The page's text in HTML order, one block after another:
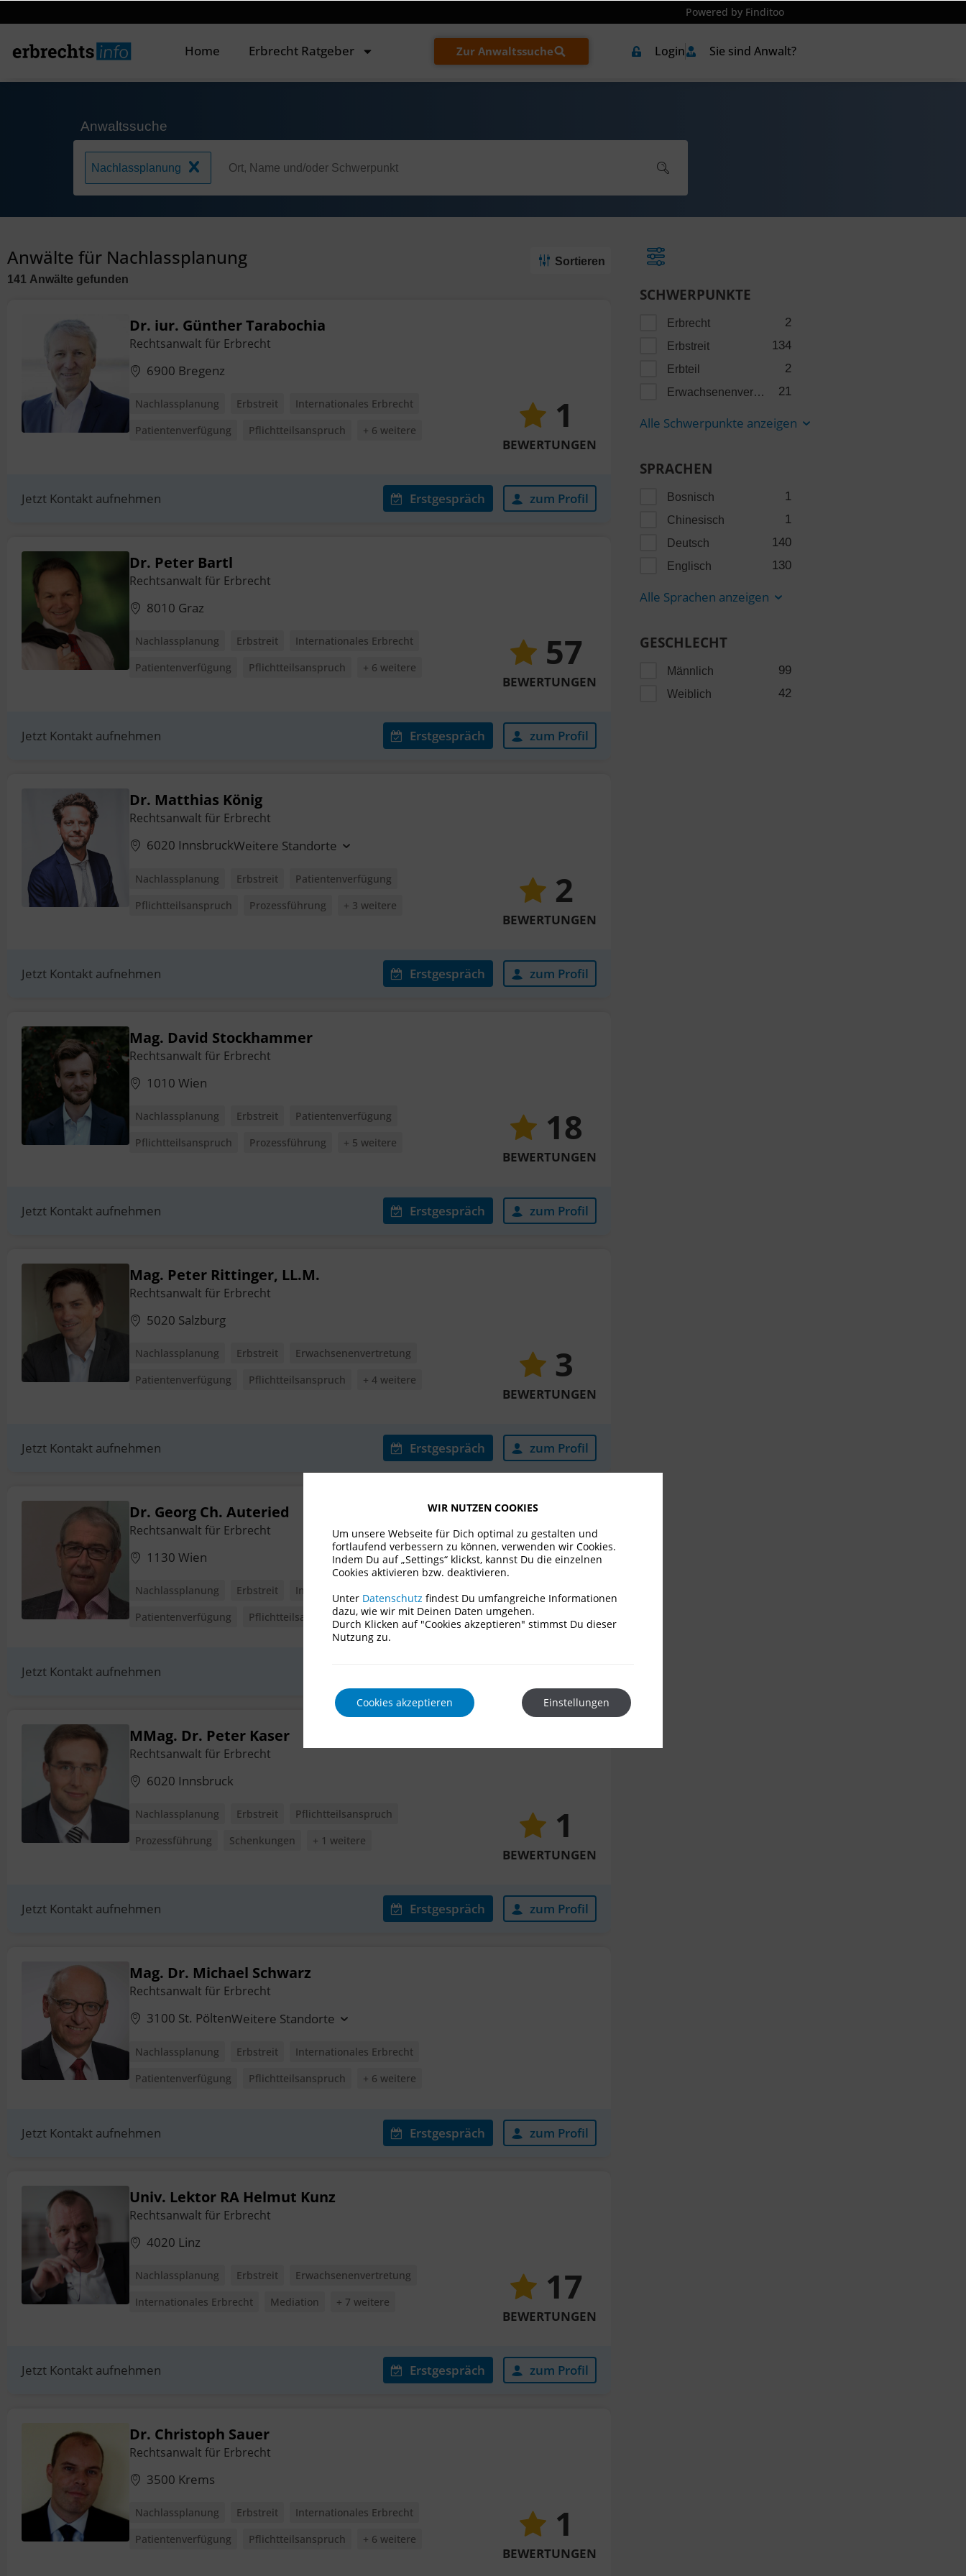
Powered by Finditoo
Home Erbrecht Ratgeber Zur Anwaltssuche Login Sie sind Anwalt?
Anwaltssuche
Nachlassplanung
Anwälte für Nachlassplanung
141 Anwälte gefunden
Sortieren
Dr. iur. Günther Tarabochia
Rechtsanwalt für Erbrecht
6900 Bregenz
Nachlassplanung Erbstreit
Internationales Erbrecht
Patientenverfügung
Pflichtteilsanspruch + 6 weitere 1
BEWERTUNGEN
Jetzt Kontakt aufnehmen Erstgespräch zum Profil
Dr. Peter Bartl
Rechtsanwalt für Erbrecht
8010 Graz
Nachlassplanung Erbstreit
Internationales Erbrecht
Patientenverfügung
Pflichtteilsanspruch + 6 weitere 57
BEWERTUNGEN
Jetzt Kontakt aufnehmen Erstgespräch zum Profil
Dr. Matthias König
Rechtsanwalt für Erbrecht
6020 InnsbruckWeitere Standorte
Nachlassplanung Erbstreit
Patientenverfügung
Pflichtteilsanspruch
Prozessführung + 3 weitere 2
BEWERTUNGEN
Jetzt Kontakt aufnehmen Erstgespräch zum Profil
Mag. David Stockhammer
Rechtsanwalt für Erbrecht
1010 Wien
Nachlassplanung Erbstreit
Patientenverfügung
Pflichtteilsanspruch
Prozessführung + 5 weitere 18
BEWERTUNGEN
Jetzt Kontakt aufnehmen Erstgespräch zum Profil
Mag. Peter Rittinger, LL.M.
Rechtsanwalt für Erbrecht
5020 Salzburg
Nachlassplanung Erbstreit
Erwachsenenvertretung
Patientenverfügung
Pflichtteilsanspruch + 4 weitere 3
BEWERTUNGEN
Jetzt Kontakt aufnehmen Erstgespräch zum Profil
Dr. Georg Ch. Auteried
Rechtsanwalt für Erbrecht
1130 Wien
Nachlassplanung Erbstreit
Internationales Erbrecht
Patientenverfügung
Pflichtteilsanspruch + 6 weitere
Jetzt Kontakt aufnehmen
MMag. Dr. Peter Kaser
Rechtsanwalt für Erbrecht
6020 Innsbruck
Nachlassplanung Erbstreit
Pflichtteilsanspruch
Prozessführung
Schenkungen + 1 weitere 1
BEWERTUNGEN
Jetzt Kontakt aufnehmen Erstgespräch zum Profil
Mag. Dr. Michael Schwarz
Rechtsanwalt für Erbrecht
3100 St. PöltenWeitere Standorte
Nachlassplanung Erbstreit
Internationales Erbrecht
Patientenverfügung
Pflichtteilsanspruch + 6 weitere
Jetzt Kontakt aufnehmen Erstgespräch zum Profil
Univ. Lektor RA Helmut Kunz
Rechtsanwalt für Erbrecht
4020 Linz
Nachlassplanung Erbstreit
Erwachsenenvertretung
Internationales Erbrecht
Mediation + 7 weitere 17
BEWERTUNGEN
Jetzt Kontakt aufnehmen Erstgespräch zum Profil
Dr. Christoph Sauer
Rechtsanwalt für Erbrecht
3500 Krems
Nachlassplanung Erbstreit
Internationales Erbrecht
Patientenverfügung
Pflichtteilsanspruch + 6 weitere 1
BEWERTUNGEN
SCHWERPUNKTE
Erbrecht 2
Erbstreit 134
Erbteil 2
Erwachsenenvertretung 21
Alle Schwerpunkte anzeigen
SPRACHEN
Bosnisch 1
Chinesisch 1
Deutsch 140
Englisch 130
Alle Sprachen anzeigen
GESCHLECHT
Männlich 99
Weiblich 42
WIR NUTZEN COOKIES
Um unsere Webseite für Dich optimal zu gestalten und
fortlaufend verbessern zu können, verwenden wir Cookies.
Indem Du auf „Settings“ klickst, kannst Du die einzelnen
Cookies aktivieren bzw. deaktivieren.
Unter Datenschutz findest Du umfangreiche Informationen
dazu, wie wir mit Deinen Daten umgehen.
Durch Klicken auf "Cookies akzeptieren" stimmst Du dieser
Nutzung zu.
Cookies akzeptieren Einstellungen